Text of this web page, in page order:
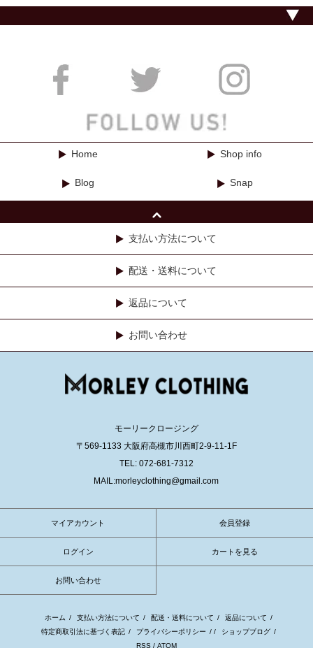
Home Shop info
Blog Snap
支払い方法について
配送・送料について
返品について
お問い合わせ
モーリークロージング
〒569-1133 大阪府高槻市川西町2-9-11-1F
TEL: 072-681-7312
MAIL:morleyclothing@gmail.com
マイアカウント 会員登録
ログイン カートを見る
お問い合わせ
ホーム / 支払い方法について / 配送・送料について / 返品について /
特定商取引法に基づく表記 / プライバシーポリシー / / ショップブログ /
RSS / ATOM